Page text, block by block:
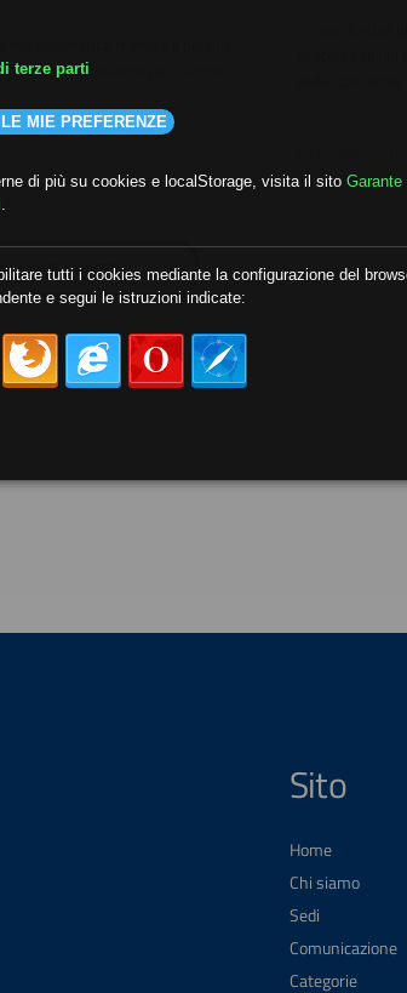
telematica tramite il portale
15 luglio prossimo per l´anno
CARICA ALTRO
Sito
Home
Chi siamo
Sedi
Comunicazione
Categorie
terze parti
MIE PREFERENZE
di più su cookies e localStorage, visita il sito Garante
.
tutti i cookies mediante la configurazione del
e segui le istruzioni indicate: